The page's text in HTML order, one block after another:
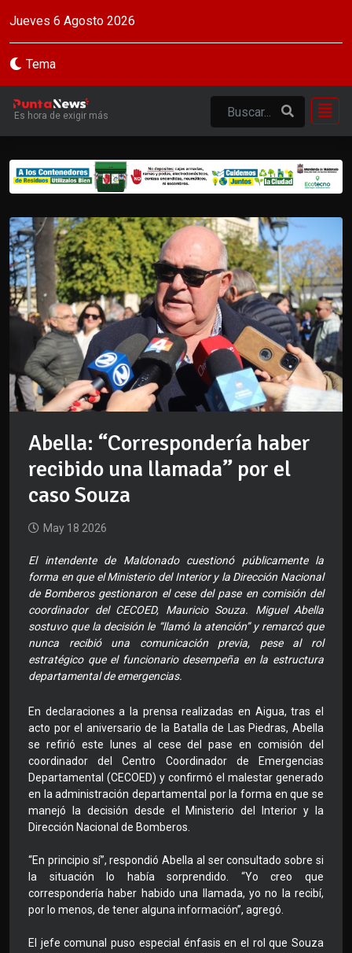
Jueves 6 Agosto 2026
Tema
Es hora de exigir más
Abella: “Correspondería haber
recibido una llamada” por el
caso Souza
May 18 2026
El intendente de Maldonado cuestionó públicamente la
forma en que el Ministerio del Interior y la Dirección Nacional
de Bomberos gestionaron el cese del pase en comisión del
coordinador del CECOED, Mauricio Souza. Miguel Abella
sostuvo que la decisión le “llamó la atención” y remarcó que
nunca recibió una comunicación previa, pese al rol
estratégico que el funcionario desempeña en la estructura
departamental de emergencias.
En declaraciones a la prensa realizadas en Aigua, tras el
acto por el aniversario de la Batalla de Las Piedras, Abella
se refirió este lunes al cese del pase en comisión del
coordinador del Centro Coordinador de Emergencias
Departamental (CECOED) y confirmó el malestar generado
en la administración departamental por la forma en que se
manejó la decisión desde el Ministerio del Interior y la
Dirección Nacional de Bomberos.
“En principio sí”, respondió Abella al ser consultado sobre si
la situación lo había sorprendido. “Yo creo que
correspondería haber habido una llamada, yo no la recibí,
por lo menos, de tener alguna información”, agregó.
El jefe comunal puso especial énfasis en el rol que Souza